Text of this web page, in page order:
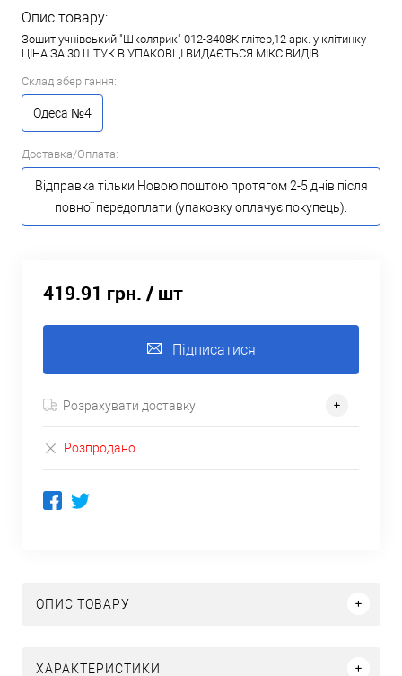
Опис товару:
Зошит учнівський "Школярик" 012-3408К глітер,12 арк. у клітинку
ЦІНА ЗА 30 ШТУК В УПАКОВЦІ ВИДАЄТЬСЯ МІКС ВИДІВ
Склад зберігання:
Одеса №4
Доставка/Оплата:
Відправка тільки Новою поштою протягом 2-5 днів після
повної передоплати (упаковку оплачує покупець).
419.91 грн. / шт
Підписатися
Розрахувати доставку
Розпродано
ОПИС ТОВАРУ
ХАРАКТЕРИСТИКИ